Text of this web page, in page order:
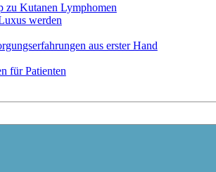
zu Kutanen Lymphomen
werden
aus erster Hand
für Patienten